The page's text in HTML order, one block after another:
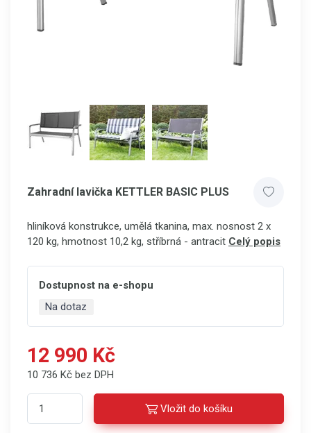
Zahradní lavička KETTLER BASIC PLUS
hliníková konstrukce, umělá tkanina, max. nosnost 2 x
120 kg, hmotnost 10,2 kg, stříbrná - antracit Celý popis
Dostupnost na e-shopu
Na dotaz
12 990 Kč
10 736 Kč bez DPH
Vložit do košíku